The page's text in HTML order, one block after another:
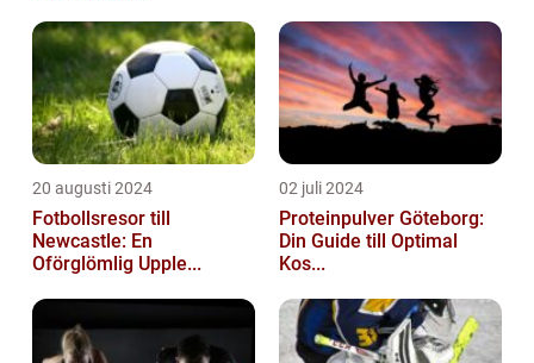
20 augusti 2024
Fotbollsresor till
Newcastle: En
Oförglömlig Upple...
02 juli 2024
Proteinpulver Göteborg:
Din Guide till Optimal
Kos...